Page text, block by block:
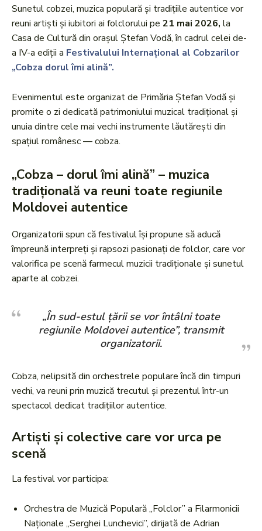
Sunetul cobzei, muzica populară și tradițiile autentice vor
reuni artiști și iubitori ai folclorului pe 21 mai 2026, la
Casa de Cultură din orașul Ștefan Vodă, în cadrul celei de-
a IV-a ediții a Festivalului Internațional al Cobzarilor
„Cobza dorul îmi alină”.
Evenimentul este organizat de Primăria Ștefan Vodă și
promite o zi dedicată patrimoniului muzical tradițional și
unuia dintre cele mai vechi instrumente lăutărești din
spațiul românesc — cobza.
„Cobza – dorul îmi alină” – muzica
tradițională va reuni toate regiunile
Moldovei autentice
Organizatorii spun că festivalul își propune să aducă
împreună interpreți și rapsozi pasionați de folclor, care vor
valorifica pe scenă farmecul muzicii tradiționale și sunetul
aparte al cobzei.
„În sud-estul țării se vor întâlni toate
regiunile Moldovei autentice”, transmit
organizatorii.
Cobza, nelipsită din orchestrele populare încă din timpuri
vechi, va reuni prin muzică trecutul și prezentul într-un
spectacol dedicat tradițiilor autentice.
Artiști și colective care vor urca pe
scenă
La festival vor participa:
Orchestra de Muzică Populară „Folclor” a Filarmonicii
Naționale „Serghei Lunchevici”, dirijată de Adrian